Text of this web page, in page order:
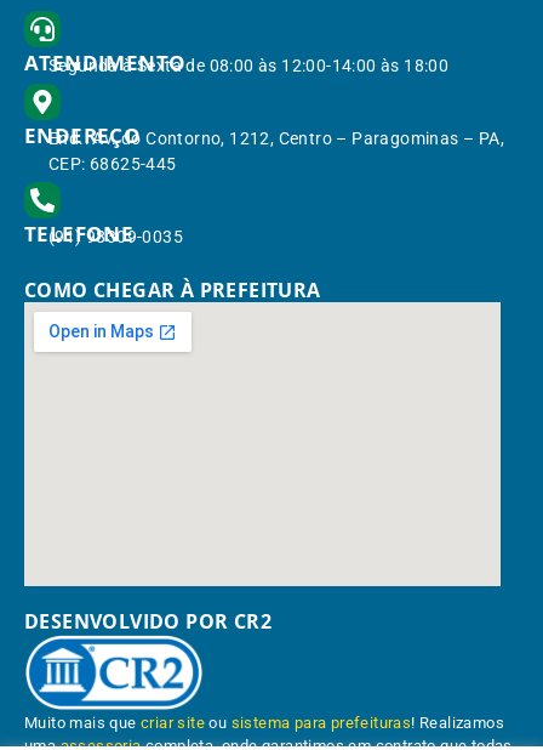
ATENDIMENTO
Segunda à Sexta de 08:00 às 12:00-14:00 às 18:00
ENDEREÇO
End.: Av. do Contorno, 1212, Centro – Paragominas – PA,
CEP: 68625-445
TELEFONE
(91) 98309-0035
COMO CHEGAR À PREFEITURA
DESENVOLVIDO POR CR2
Muito mais quecriar site ou sistema para prefeituras! Realizamos
umaassessoriacompleta, onde garantimos em contrato que todas